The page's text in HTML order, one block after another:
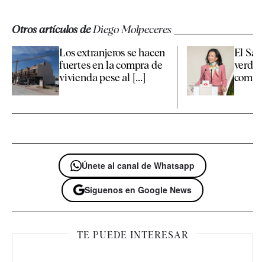
Otros artículos deDiego Molpeceres
Los extranjeros se hacen
fuertes en la compra de
vivienda pese al [...]
El
verde
Únete al canal de Whatsapp
Síguenos en Google News
TE PUEDE INTERESAR